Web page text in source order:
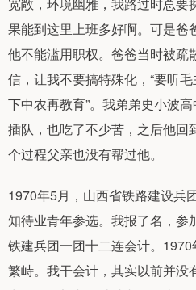
宽敞，环境幽雅，我路过时总要
果能到这里上班多好啊。可是爸
他不能滥用职权。爸爸当时被疏
信，让我不要搞特殊化，“要听
下中农再教育”。我弟弟史小波
插队，也吃了不少苦，之后他回
个过程父亲也没有帮过他。
1970年5月，山西省铁路建设兵
知待业青年参选。我报了名，参
铁建兵团一团十二连会计。
繁峙。我干会计，其实以前并没